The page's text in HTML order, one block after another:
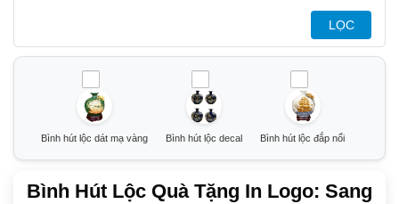
LỌC
Bình hút lộc dát mạ vàng Bình hút lộc decal Bình hút lộc đắp nổi
Bình Hút Lộc Quà Tặng In Logo: Sang